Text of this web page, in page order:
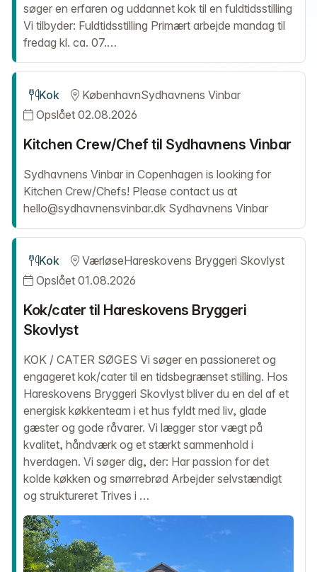
søger en erfaren og uddannet kok til en fuldtidsstilling
Vi tilbyder: Fuldtidsstilling Primært arbejde mandag til
fredag kl. ca. 07.…
Kok KøbenhavnSydhavnens Vinbar
Opslået 02.08.2026
Kitchen Crew/Chef til Sydhavnens Vinbar
Sydhavnens Vinbar in Copenhagen is looking for
Kitchen Crew/Chefs! Please contact us at
hello@sydhavnensvinbar.dk Sydhavnens Vinbar
Kok VærløseHareskovens Bryggeri Skovlyst
Opslået 01.08.2026
Kok/cater til Hareskovens Bryggeri
Skovlyst
KOK / CATER SØGES Vi søger en passioneret og
engageret kok/cater til en tidsbegrænset stilling. Hos
Hareskovens Bryggeri Skovlyst bliver du en del af et
energisk køkkenteam i et hus fyldt med liv, glade
gæster og gode råvarer. Vi lægger stor vægt på
kvalitet, håndværk og et stærkt sammenhold i
hverdagen. Vi søger dig, der: Har passion for det
kolde køkken og smørrebrød Arbejder selvstændigt
og struktureret Trives i …